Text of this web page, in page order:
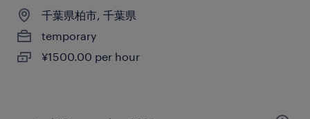
千葉県柏市, 千葉県
temporary
¥1500.00 per hour